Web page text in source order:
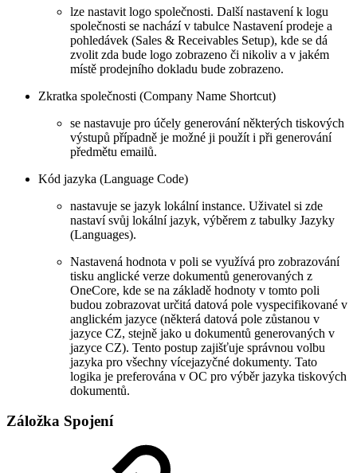
lze nastavit logo společnosti. Další nastavení k logu
společnosti se nachází v tabulce Nastavení prodeje a
pohledávek (Sales & Receivables Setup), kde se dá
zvolit zda bude logo zobrazeno či nikoliv a v jakém
místě prodejního dokladu bude zobrazeno.
Zkratka společnosti (Company Name Shortcut)
se nastavuje pro účely generování některých tiskových
výstupů případně je možné ji použít i při generování
předmětu emailů.
Kód jazyka (Language Code)
nastavuje se jazyk lokální instance. Uživatel si zde
nastaví svůj lokální jazyk, výběrem z tabulky Jazyky
(Languages).
Nastavená hodnota v poli se využívá pro zobrazování
tisku anglické verze dokumentů generovaných z
OneCore, kde se na základě hodnoty v tomto poli
budou zobrazovat určitá datová pole vyspecifikované v
anglickém jazyce (některá datová pole zůstanou v
jazyce CZ, stejně jako u dokumentů generovaných v
jazyce CZ). Tento postup zajišťuje správnou volbu
jazyka pro všechny vícejazyčné dokumenty. Tato
logika je preferována v OC pro výběr jazyka tiskových
dokumentů.
Záložka Spojení